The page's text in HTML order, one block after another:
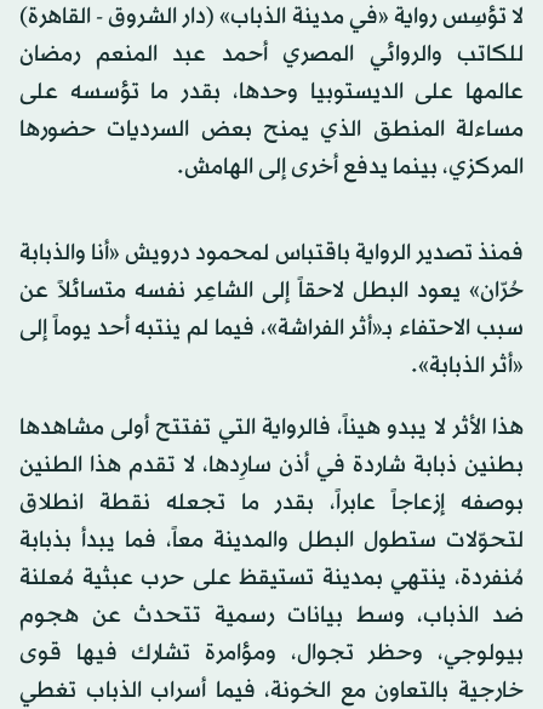
لا تؤسِس رواية «في مدينة الذباب» (دار الشروق - القاهرة)
للكاتب والروائي المصري أحمد عبد المنعم رمضان
عالمها على الديستوبيا وحدها، بقدر ما تؤسسه على
مساءلة المنطق الذي يمنح بعض السرديات حضورها
المركزي، بينما يدفع أخرى إلى الهامش.
فمنذ تصدير الرواية باقتباس لمحمود درويش «أنا والذبابة
حُرّان» يعود البطل لاحقاً إلى الشاعِر نفسه متسائلاً عن
سبب الاحتفاء بـ«أثر الفراشة»، فيما لم ينتبه أحد يوماً إلى
«أثر الذبابة».
هذا الأثر لا يبدو هيناً، فالرواية التي تفتتح أولى مشاهدها
بطنين ذبابة شاردة في أذن سارِدها، لا تقدم هذا الطنين
بوصفه إزعاجاً عابراً، بقدر ما تجعله نقطة انطلاق
لتحوّلات ستطول البطل والمدينة معاً، فما يبدأ بذبابة
مُنفردة، ينتهي بمدينة تستيقظ على حرب عبثية مُعلنة
ضد الذباب، وسط بيانات رسمية تتحدث عن هجوم
بيولوجي، وحظر تجوال، ومؤامرة تشارك فيها قوى
خارجية بالتعاون مع الخونة، فيما أسراب الذباب تغطي